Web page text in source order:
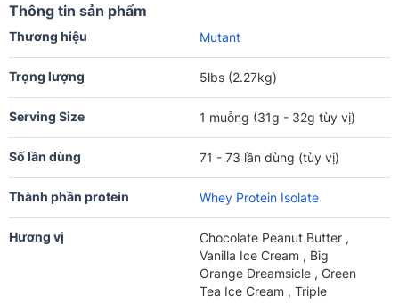
Thông tin sản phẩm
Thương hiệu Mutant
Trọng lượng 5lbs (2.27kg)
Serving Size 1 muỗng (31g - 32g tùy vị)
Số lần dùng 71 - 73 lần dùng (tùy vị)
Thành phần protein Whey Protein Isolate
Hương vị
Chocolate Peanut Butter ,
Vanilla Ice Cream , Big
Orange Dreamsicle , Green
Tea Ice Cream , Triple